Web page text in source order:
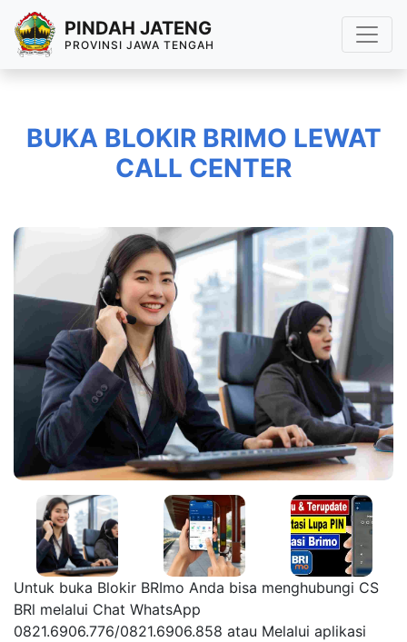
PINDAH JATENG
PROVINSI JAWA TENGAH
BUKA BLOKIR BRIMO LEWAT
CALL CENTER
Untuk buka Blokir BRImo Anda bisa menghubungi CS
BRl melalui Chat WhatsApp
0821.6906.776/0821.6906.858 atau Melalui aplikasi